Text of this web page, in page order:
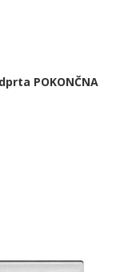
POKONČNA